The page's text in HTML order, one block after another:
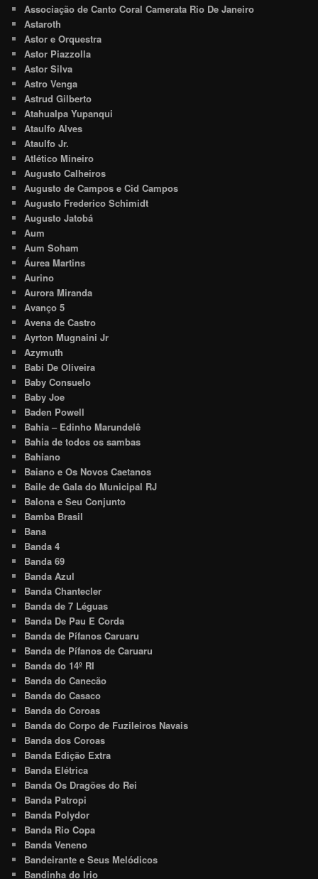
Associação de Canto Coral Camerata Rio De Janeiro
Astaroth
Astor e Orquestra
Astor Piazzolla
Astor Silva
Astro Venga
Astrud Gilberto
Atahualpa Yupanqui
Ataulfo Alves
Ataulfo Jr.
Atlético Mineiro
Augusto Calheiros
Augusto de Campos e Cid Campos
Augusto Frederico Schimidt
Augusto Jatobá
Aum
Aum Soham
Áurea Martins
Aurino
Aurora Miranda
Avanço 5
Avena de Castro
Ayrton Mugnaini Jr
Azymuth
Babi De Oliveira
Baby Consuelo
Baby Joe
Baden Powell
Bahia – Edinho Marundelê
Bahia de todos os sambas
Bahiano
Baiano e Os Novos Caetanos
Baile de Gala do Municipal RJ
Balona e Seu Conjunto
Bamba Brasil
Bana
Banda 4
Banda 69
Banda Azul
Banda Chantecler
Banda de 7 Léguas
Banda De Pau E Corda
Banda de Pífanos Caruaru
Banda de Pífanos de Caruaru
Banda do 14º RI
Banda do Canecão
Banda do Casaco
Banda do Coroas
Banda do Corpo de Fuzileiros Navais
Banda dos Coroas
Banda Edição Extra
Banda Elétrica
Banda Os Dragões do Rei
Banda Patropi
Banda Polydor
Banda Rio Copa
Banda Veneno
Bandeirante e Seus Melódicos
Bandinha do Irio